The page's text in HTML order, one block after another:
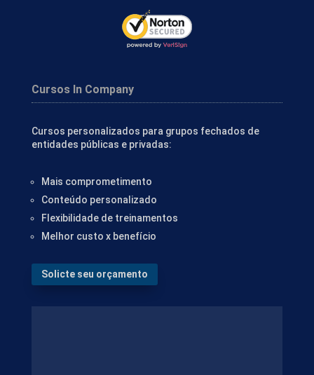
Cursos In Company
Cursos personalizados para grupos fechados de
entidades públicas e privadas:
Mais comprometimento
Conteúdo personalizado
Flexibilidade de treinamentos
Melhor custo x benefício
Solicte seu orçamento